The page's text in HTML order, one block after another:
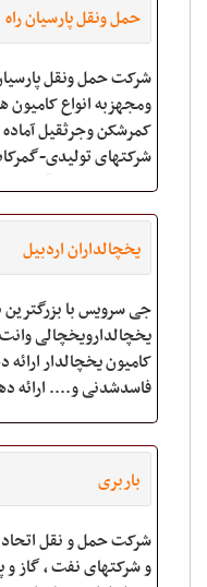
حمل ونقل پارسیان راه
شرکت حمل ونقل
ومجهزبه انواع
کمرشکن وجرثقیل
شرکتهای تولیدی-
وانبارهای کالا
یخچالداران اردبیل
جی سرویس با
یخچالدارویخچالی
کامیون یخچالدار
فاسدشدنی و.... ارائه
باربری